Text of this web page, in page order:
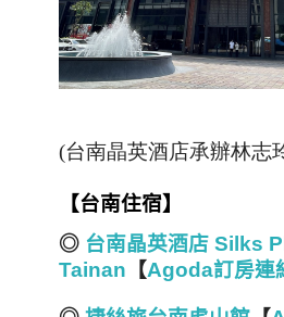
(台南晶英酒店承辦林志
【台南住宿】
◎ 台南晶英酒店 Silks
Tainan 【Agoda訂房連